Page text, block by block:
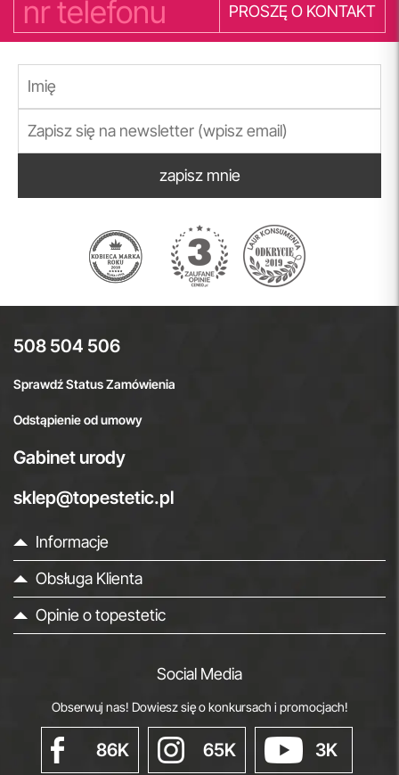
PROSZĘ O KONTAKT
zapisz mnie
508 504 506
Sprawdź Status Zamówienia
Odstąpienie od umowy
Gabinet urody
sklep@topestetic.pl
Informacje
Obsługa Klienta
Opinie o topestetic
Social Media
Obserwuj nas! Dowiesz się o konkursach i promocjach!
86K 65K 3K